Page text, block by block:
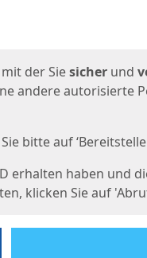
der Siesicher und
andere autorisierte
bitte auf
erhalten haben und
klicken Sie auf